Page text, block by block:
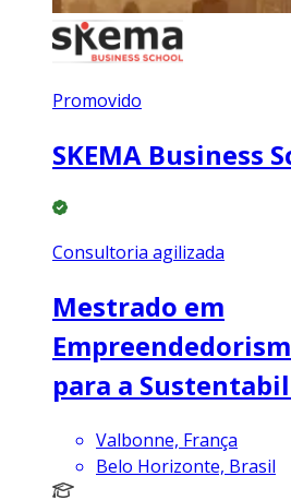
Promovido
SKEMA Business
Consultoria agilizada
Mestrado em
para a
Valbonne, França
Belo Horizonte, Brasil